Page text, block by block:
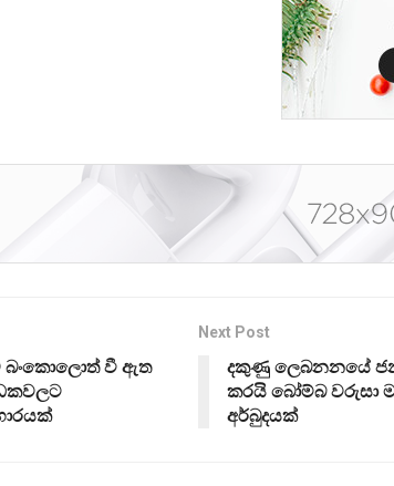
බංකොලොත් වී ඇත
Next Post
දකුණු ලෙබනනයේ
කරයි බෝම්බ වරුසා
අර්බුදයක්